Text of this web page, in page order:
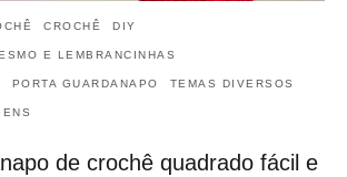
CROCHÊ DIY
E LEMBRANCINHAS
PORTA GUARDANAPO TEMAS DIVERSOS
de crochê quadrado fácil e